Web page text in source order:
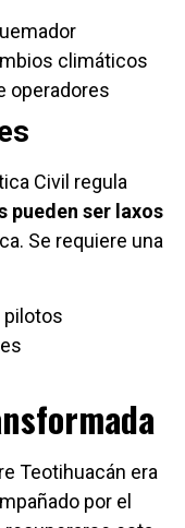
climáticos
operadores
Civil regula
pueden ser laxos
Se requiere una
pilotos
Teotihuacán era
por el